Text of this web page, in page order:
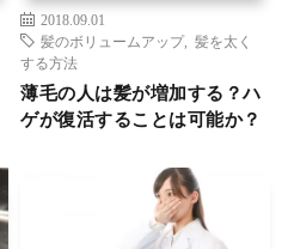
2018.09.01
髪のボリュームアップ, 髪を太く
する方法
薄毛の人は髪が増加する？ハ
ゲが復活することは可能か？